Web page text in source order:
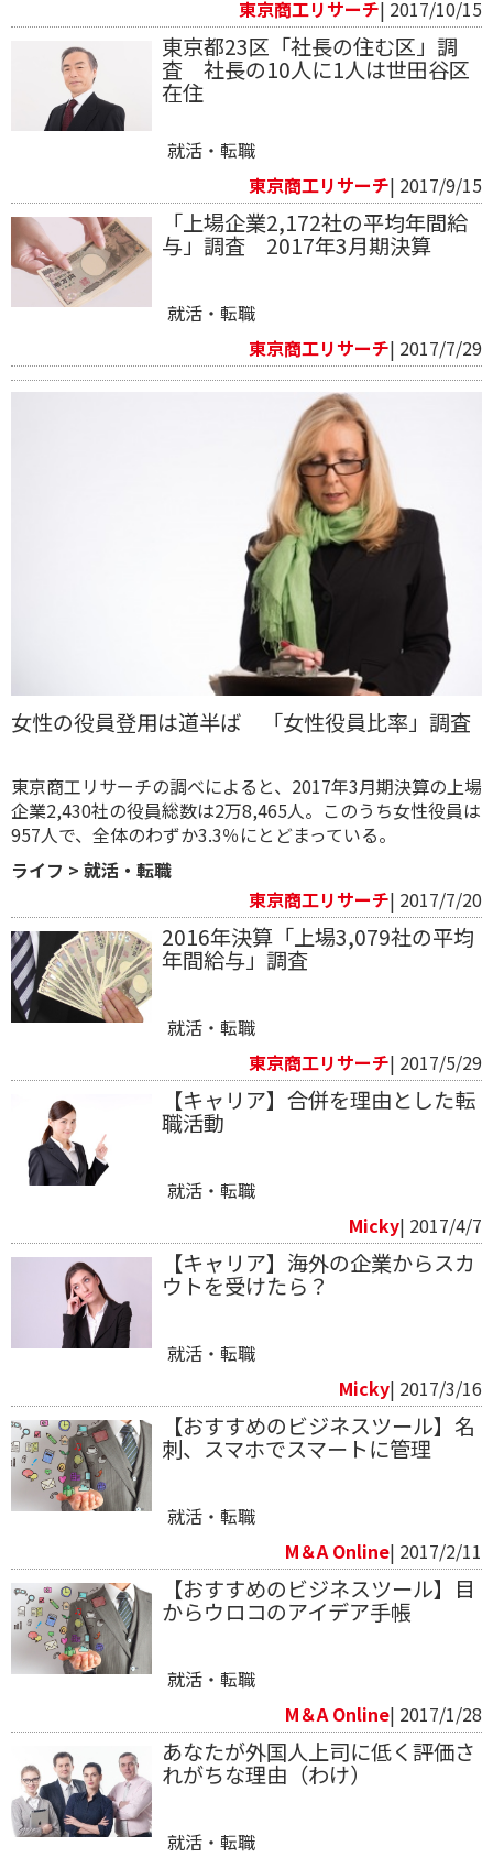
東京商工リサーチ| 2017/10/15
東京都23区「社長の住む区」調
査 社長の10人に1人は世田谷区
在住
就活・転職
東京商工リサーチ| 2017/9/15
「上場企業2,172社の平均年間給
与」調査 2017年3月期決算
就活・転職
東京商工リサーチ| 2017/7/29
女性の役員登用は道半ば 「女性役員比率」調査
東京商工リサーチの調べによると、​2017年3月期決算の上場
企業2,430社の役員総数は2万8,465人。このうち女性役員は
957人で、全体のわずか3.3％にとどまっている。
ライフ > 就活・転職
東京商工リサーチ| 2017/7/20
2016年決算「上場3,079社の平均
年間給与」調査
就活・転職
東京商工リサーチ| 2017/5/29
​【キャリア】合併を理由とした転
職活動
就活・転職
Micky| 2017/4/7
【キャリア】海外の企業からスカ
ウトを受けたら？
就活・転職
Micky| 2017/3/16
【おすすめのビジネスツール】名
刺、スマホでスマートに管理
就活・転職
M＆A Online| 2017/2/11
【おすすめのビジネスツール】目
からウロコのアイデア手帳
就活・転職
M＆A Online| 2017/1/28
あなたが外国人上司に低く評価さ
れがちな理由（わけ）
就活・転職